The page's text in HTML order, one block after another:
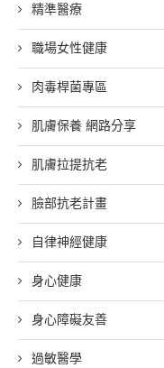
精準醫療
職場女性健康
肉毒桿菌專區
肌膚保養 網路分享
肌膚拉提抗老
臉部抗老計畫
自律神經健康
身心健康
身心障礙友善
過敏醫學